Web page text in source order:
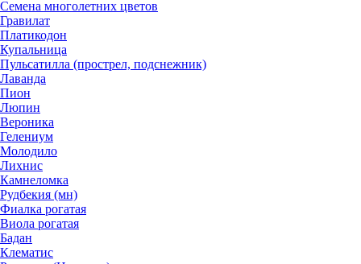
Семена многолетних цветов
Гравилат
Платикодон
Купальница
Пульсатилла (прострел, подснежник)
Лаванда
Пион
Люпин
Вероника
Гелениум
Молодило
Лихнис
Камнеломка
Рудбекия (мн)
Фиалка рогатая
Виола рогатая
Бадан
Клематис